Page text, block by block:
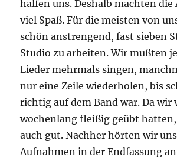
halfen uns. Deshalb machten die
viel Spaß. Für die meisten von
schön anstrengend, fast sieben
Studio zu arbeiten. Wir mußten
Lieder mehrmals singen,
nur eine Zeile wiederholen, bis
richtig auf dem Band war. Da wir
wochenlang fleißig geübt
auch gut. Nachher hörten wir
Aufnahmen in der Endfassung